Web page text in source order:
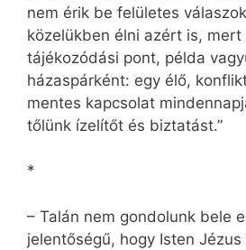
nem érik be felületes
közelükben élni azért is, mert
tájékozódási pont, példa
házaspárként: egy élő,
mentes kapcsolat
tőlünk ízelítőt és biztatást.”
*
– Talán nem gondolunk bele
jelentőségű, hogy Isten